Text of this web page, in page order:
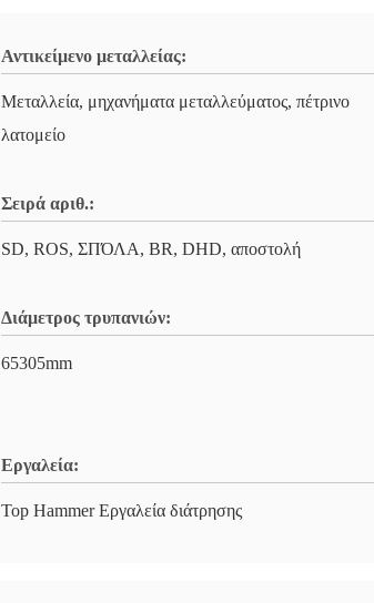
Αντικείμενο μεταλλείας:
Μεταλλεία, μηχανήματα μεταλλεύματος, πέτρινο
λατομείο
Σειρά αριθ.:
SD, ROS, ΣΠΌΛΑ, BR, DHD, αποστολή
Διάμετρος τρυπανιών:
65305mm
Εργαλεία:
Top Hammer Εργαλεία διάτρησης